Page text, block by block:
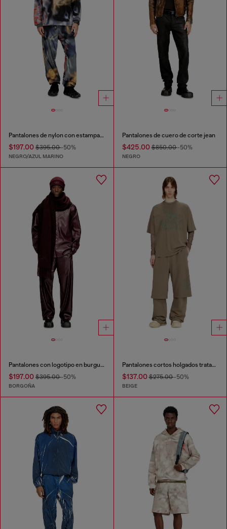
Pantalones de nylon con estampado integral
$197.00 $395.00-50%
NEGRO/AZUL MARINO
Pantalones de cuero de corte jean
$425.00$850.00-50%
NEGRO
Pantalones con logotipo en burgundy
$197.00 $395.00-50%
BORGOÑA
Pantalones cortos holgados tratados con estampado
$137.00$275.00-50%
BEIGE